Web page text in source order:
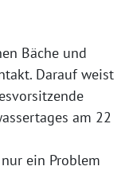
Bäche und
Darauf weist
am 22
ein Problem